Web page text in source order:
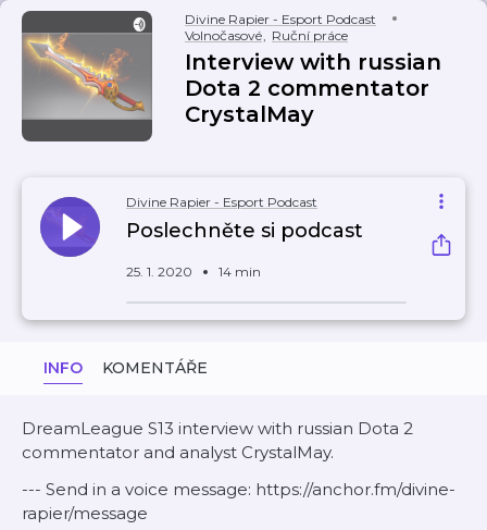
Divine Rapier - Esport Podcast
Volnočasové, Ruční práce
Interview with russian
Dota 2 commentator
CrystalMay
Divine Rapier - Esport Podcast
Poslechněte si podcast
25. 1. 2020 14 min
INFO KOMENTÁŘE
DreamLeague S13 interview with russian Dota 2
commentator and analyst CrystalMay.
--- Send in a voice message: https://anchor.fm/divine-
rapier/message